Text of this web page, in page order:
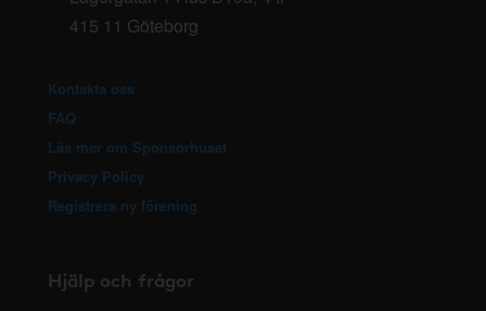
415 11 Göteborg
Kontakta oss
FAQ
Läs mer om Sponsorhuset
Privacy Policy
Registrera ny förening
Hjälp och frågor